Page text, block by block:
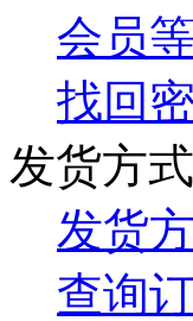
会员
找回
发货方式
发货
查询